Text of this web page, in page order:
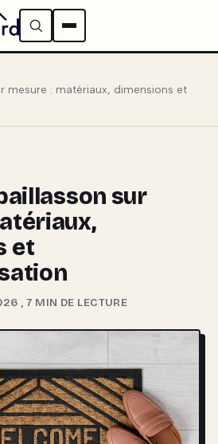
mesure : matériaux, dimensions et
sur
et
, 7 MIN DE LECTURE